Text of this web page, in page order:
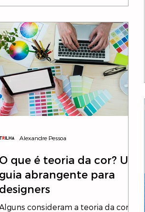
O que é teoria da cor? Um
guia abrangente para
designers
consideram a teoria da cor
Alexandre Pessoa